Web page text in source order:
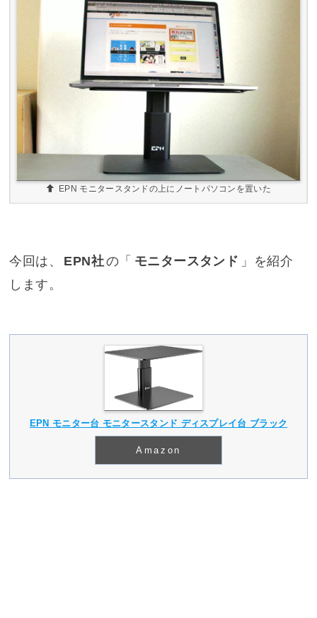
EPN モニタースタンドの上にノートパソコンを置いた
今回は、 EPN社の「 モニタースタンド 」を紹介
します。
EPN モニター台 モニタースタンド ディスプレイ台 ブラック
Amazon